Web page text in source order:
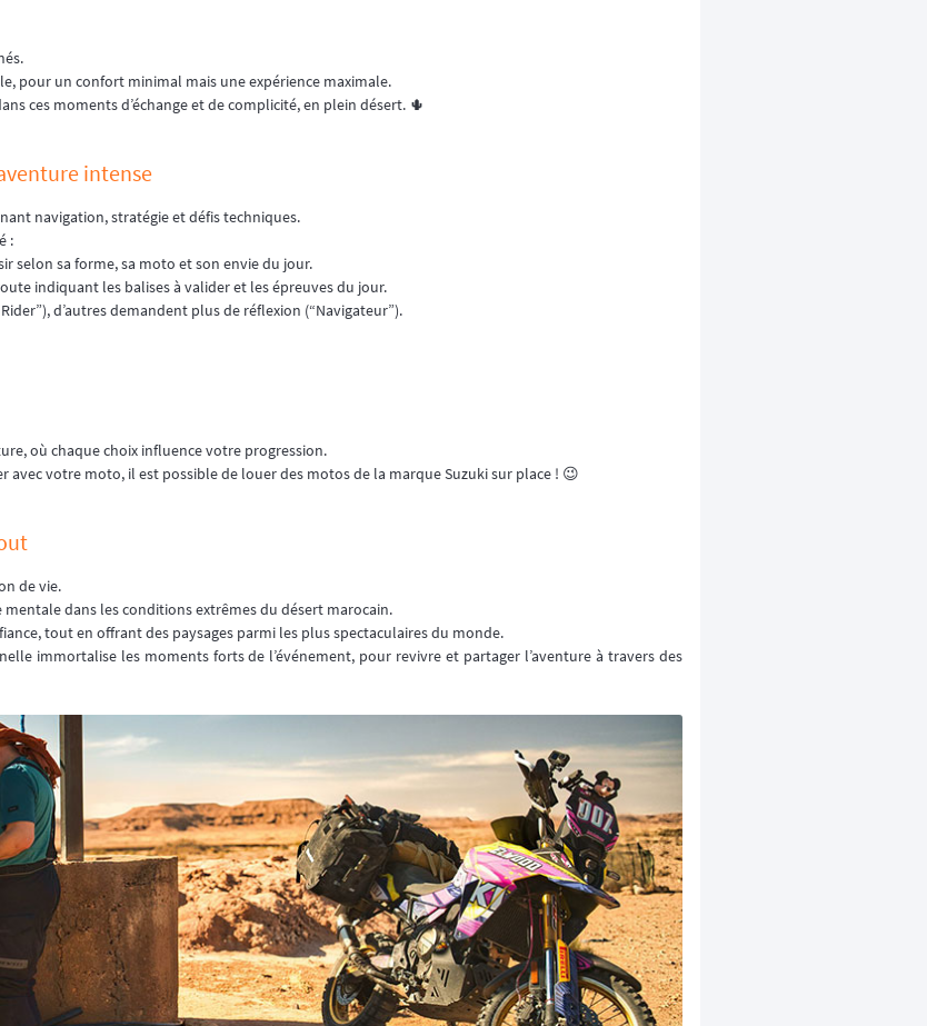
pour un confort minimal mais une expérience maximale.
ces moments d’échange et de complicité, en plein désert. 🌵
intense
navigation, stratégie et défis techniques.
:
selon sa forme, sa moto et son envie du jour.
indiquant les balises à valider et les épreuves du jour.
d’autres demandent plus de réflexion (“Navigateur”).
où chaque choix influence votre progression.
avec votre moto, il est possible de louer des motos de la marque Suzuki sur place ! 😉
de vie.
dans les conditions extrêmes du désert marocain.
tout en offrant des paysages parmi les plus spectaculaires du monde.
immortalise les moments forts de l’événement, pour revivre et partager l’aventure à travers des